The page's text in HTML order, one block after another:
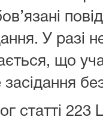
У разі
що
засідання
статті 223